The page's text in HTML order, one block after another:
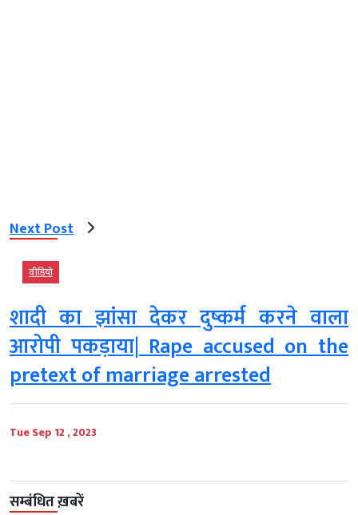
Next Post
वीडियो
शादी का झांसा देकर दुष्कर्म करने वाला
आरोपी पकड़ाया| Rape accused on the
pretext of marriage arrested
Tue Sep 12 , 2023
सम्बंधित ख़बरें